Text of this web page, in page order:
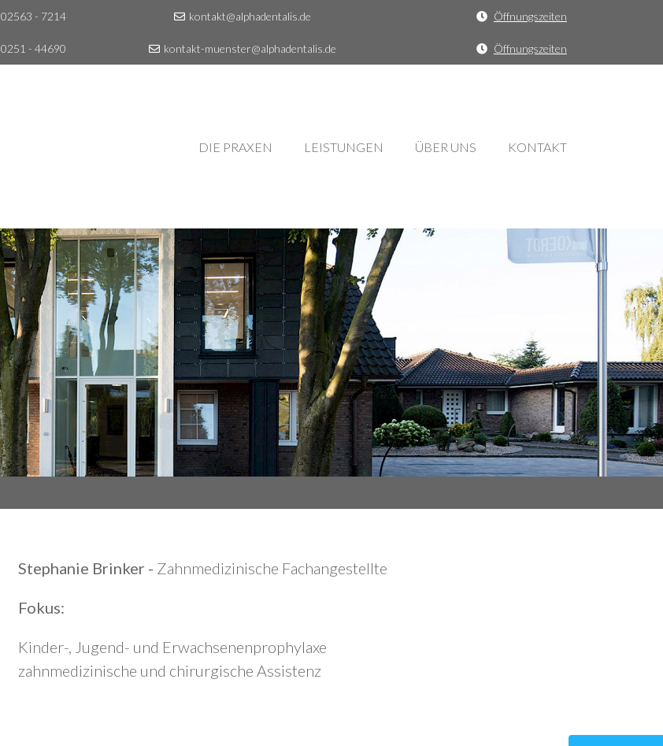
02563 - 7214 kontakt@alphadentalis.de Öffnungszeiten
0251 - 44690 kontakt-muenster@alphadentalis.de Öffnungszeiten
DIE PRAXEN LEISTUNGEN ÜBER UNS KONTAKT
Stephanie Brinker - Zahnmedizinische Fachangestellte
Fokus:
Kinder-, Jugend- und Erwachsenenprophylaxe
zahnmedizinische und chirurgische Assistenz